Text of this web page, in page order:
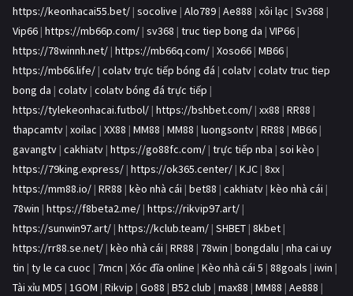
https://keonhacai55.bet/ | socolive | Alo789 | Ae888 | xôi lạc | Sv368 |
Vip66 | https://mb66p.com/ | sv368 | truc tiep bong da | VIP66 |
https://78winnh.net/ | https://mb66q.com/ | Xoso66 | MB66 |
https://mb66.life/ | colatv trực tiếp bóng đá | colatv | colatv truc tiep
bong da | colatv | colatv bóng đá trực tiếp |
https://tylekeonhacai.futbol/ | https://bshbet.com/ | xx88 | RR88 |
thapcamtv | xoilac | XX88 | MM88 | MM88 | luongsontv | RR88 | MB66 |
gavangtv | cakhiatv | https://go88fc.com/ | trực tiếp nba | soi kèo |
https://79king.express/ | https://ok365.center/ | KJC | 8xx |
https://mm88.io/ | RR88 | kèo nhà cái | bet88 | cakhiatv | kèo nhà cái |
78win | https://f8beta2.me/ | https://rikvip97.art/ |
https://sunwin97.art/ | https://kclub.team/ | SHBET | 8kbet |
https://rr88.se.net/ | kèo nhà cái | RR88 | 78win | bongdalu | nha cai uy
tin | ty le ca cuoc | 7mcn | Xóc đĩa online | Kèo nhà cái 5 | 88goals | iwin |
Tài xỉu MD5 | 1GOM | Rikvip | Go88 | B52 club | max88 | MM88 | Ae888 |